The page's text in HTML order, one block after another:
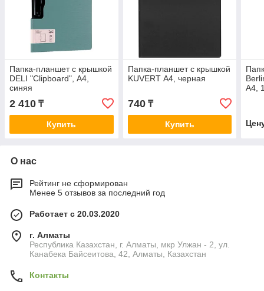
Папка-планшет с крышкой
DELI "Clipboard", А4,
синяя
2 410 ₸
Купить
Папка-планшет с крышкой
KUVERT А4, черная
740₸
Купить
А4,
О нас
Рейтинг не сформирован
Менее 5 отзывов за последний год
Работает с 20.03.2020
г. Алматы
Республика Казахстан, г. Алматы, мкр Улжан - 2, ул.
Канабека Байсеитова, 42, Алматы, Казахстан
Контакты